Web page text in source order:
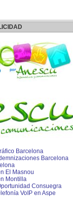
Barcelona
Barcelona
El Masnou
Montilla
Consuegra
VoIP en Aspe